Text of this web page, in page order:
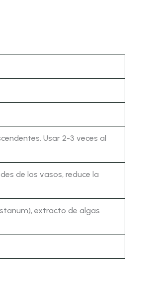
Usar 2-3 veces al
de los vasos, reduce la
extracto de algas